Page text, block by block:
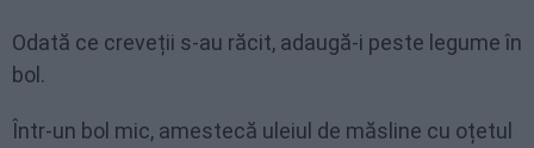
Odată ce creveții s-au răcit, adaugă-i peste legume în
bol.
Într-un bol mic, amestecă uleiul de măsline cu oțetul